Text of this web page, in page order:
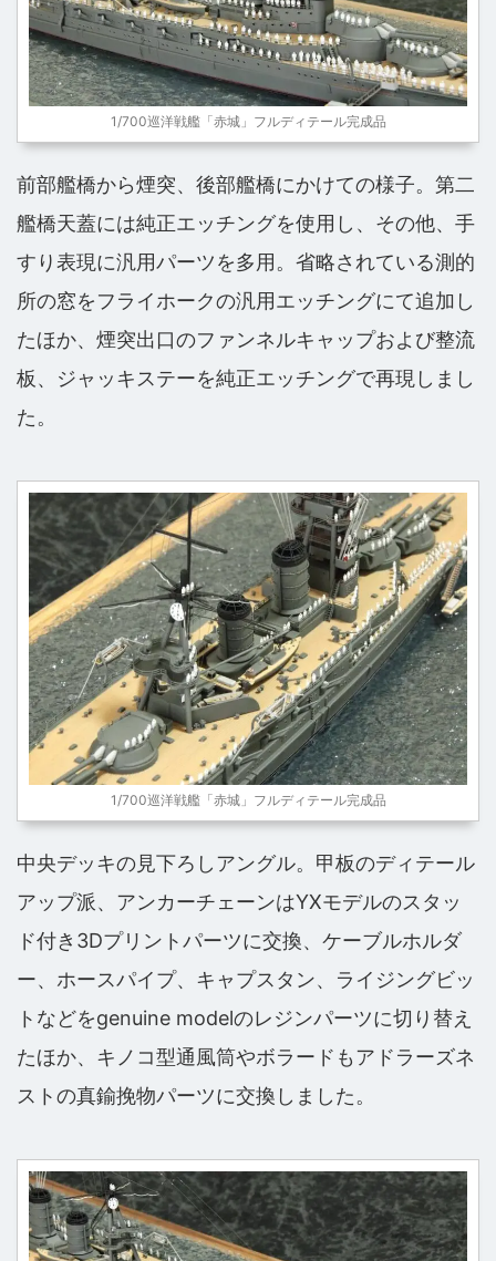
1/700巡洋戦艦「赤城」フルディテール完成品
前部艦橋から煙突、後部艦橋にかけての様子。第二
艦橋天蓋には純正エッチングを使用し、その他、手
すり表現に汎用パーツを多用。省略されている測的
所の窓をフライホークの汎用エッチングにて追加し
たほか、煙突出口のファンネルキャップおよび整流
板、ジャッキステーを純正エッチングで再現しまし
た。
1/700巡洋戦艦「赤城」フルディテール完成品
中央デッキの見下ろしアングル。甲板のディテール
アップ派、アンカーチェーンはYXモデルのスタッ
ド付き3Dプリントパーツに交換、ケーブルホルダ
ー、ホースパイプ、キャプスタン、ライジングビッ
トなどをgenuine modelのレジンパーツに切り替え
たほか、キノコ型通風筒やボラードもアドラーズネ
ストの真鍮挽物パーツに交換しました。